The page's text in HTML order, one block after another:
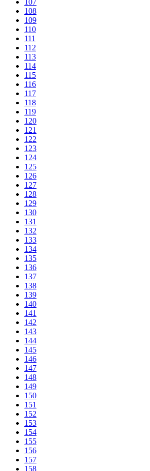
108
109
110
111
112
113
114
115
116
117
118
119
120
121
122
123
124
125
126
127
128
129
130
131
132
133
134
135
136
137
138
139
140
141
142
143
144
145
146
147
148
149
150
151
152
153
154
155
156
157
158